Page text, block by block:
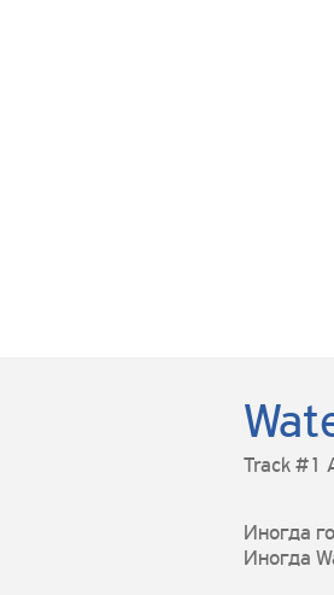
Track #1
Иногда
Иногда